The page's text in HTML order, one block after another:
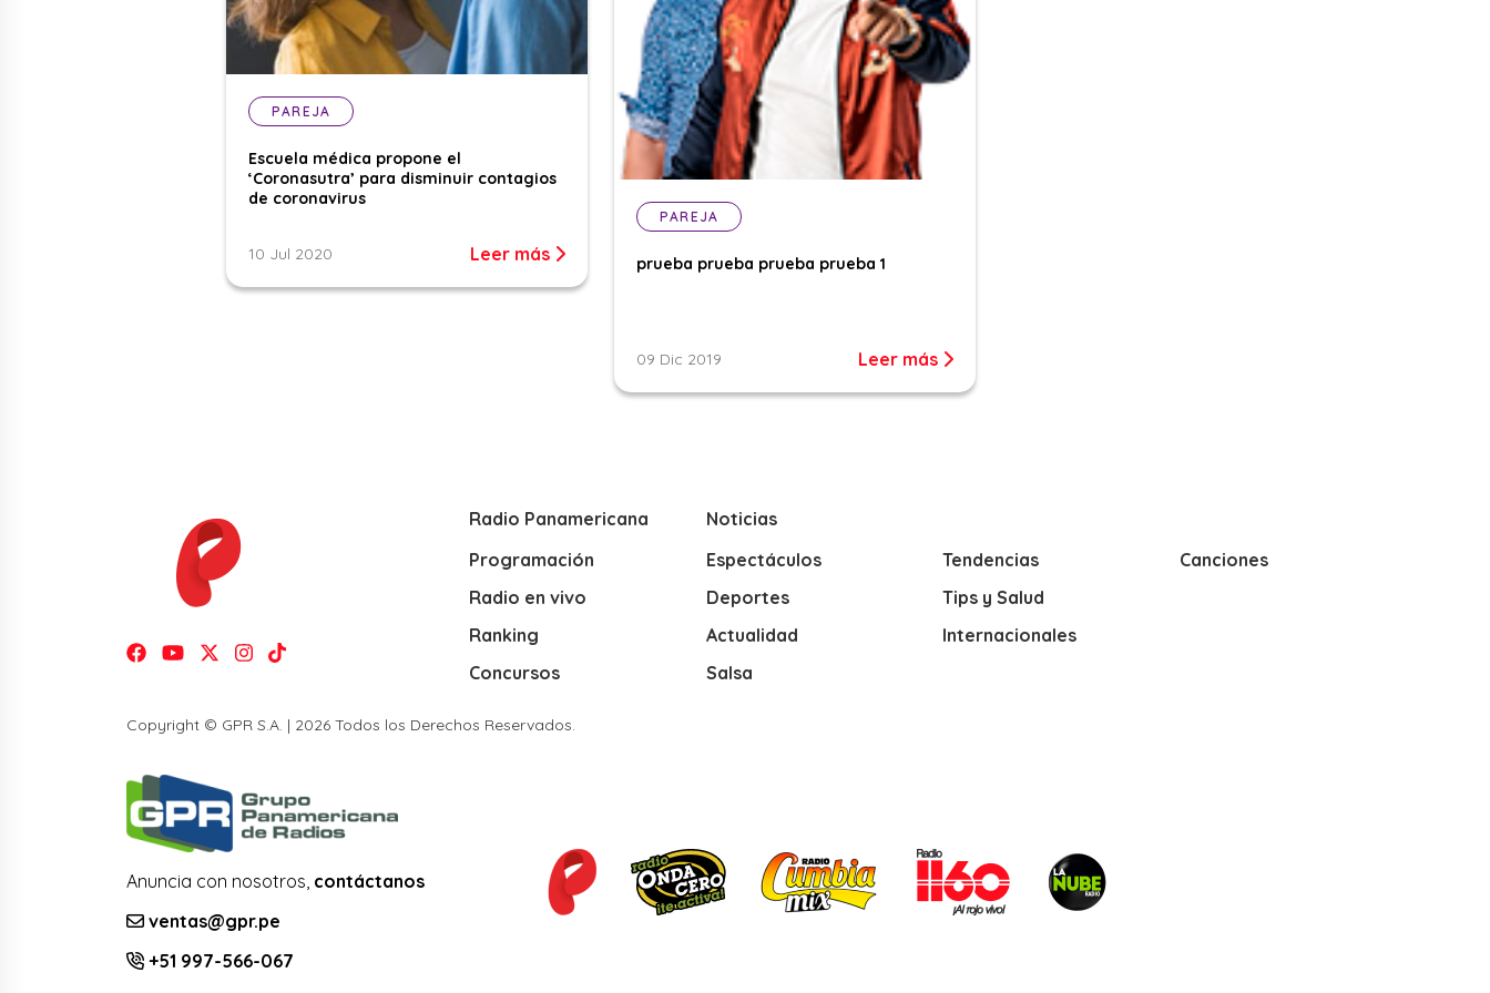
PAREJA
Escuela médica propone el
‘Coronasutra’ para disminuir contagios
de coronavirus
10 Jul 2020 Leer más
PAREJA
prueba prueba prueba prueba 1
09 Dic 2019 Leer más
Radio Panamericana
Programación
Radio en vivo
Ranking
Concursos
Noticias
Espectáculos
Deportes
Actualidad
Salsa
Tendencias
Tips y Salud
Internacionales
Canciones
Copyright © GPR S.A. | 2026 Todos los Derechos Reservados.
Anuncia con nosotros, contáctanos
ventas@gpr.pe
+51 997-566-067